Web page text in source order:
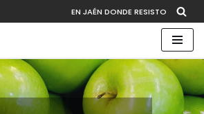
EN JAÉN DONDE RESISTO